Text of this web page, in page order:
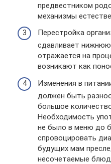
предвестником
механизмы
Перестройка
сдавливает
отражается на
возникают как
Изменения в
должен быть
большое
Необходимость
не было в меню до
спровоцировать
будущих мам
несочетаемые